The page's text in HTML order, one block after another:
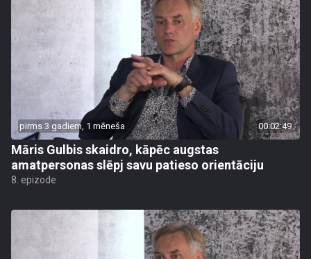
pirms 3 gadiem, 1 mēneša 00:02:49
Māris Gulbis skaidro, kāpēc augstas
amatpersonas slēpj savu patieso orientāciju
8. epizode